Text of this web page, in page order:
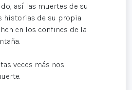
así las muertes de su
historias de su propia
en los confines de la
veces más nos